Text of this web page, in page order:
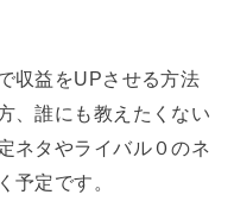
収益をUPさせる方法
、誰にも教えたくない
ネタやライバル０のネ
予定です。